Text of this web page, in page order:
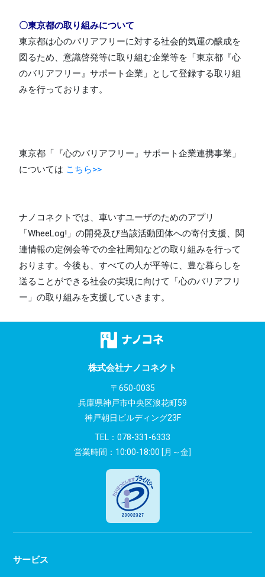
〇東京都の取り組みについて
東京都は心のバリアフリーに対する社会的気運の醸成を
図るため、意識啓発等に取り組む企業等を「東京都『心
のバリアフリー』サポート企業」として登録する取り組
みを行っております。
東京都「『心のバリアフリー』サポート企業連携事業」
については こちら>>
ナノコネクトでは、車いすユーザのためのアプリ
「WheeLog!」の開発及び当該活動団体への寄付支援、関
連情報の定例会等での全社周知などの取り組みを行って
おります。今後も、すべての人が平等に、豊な暮らしを
送ることができる社会の実現に向けて「心のバリアフリ
ー」の取り組みを支援していきます。
株式会社ナノコネクト
〒650-0035
兵庫県神戸市中央区浪花町59
神戸朝日ビルディング23F
TEL： 078-331-6333
営業時間：10:00-18:00 [月～金]
サービス